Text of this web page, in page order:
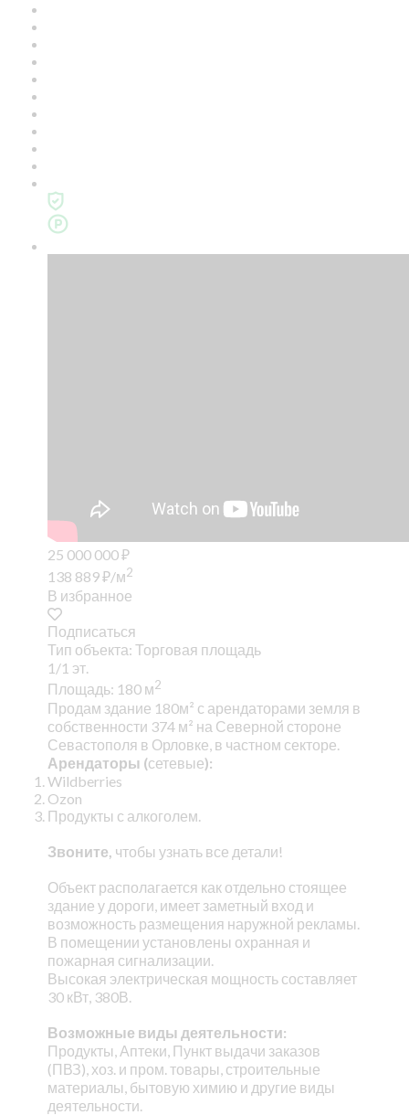
25 000 000₽
138 889₽/м2
В избранное
Подписаться
Тип объекта: Торговая площадь
1/1 эт.
Площадь: 180 м2
Продам здание 180м² с арендаторами земля в
собственности 374 м² на Северной стороне
Севастополя в Орловке, в частном секторе.
Арендаторы (сетевые):
Wildberries
Ozon
Продукты с алкоголем.
Звоните, чтобы узнать все детали!
Объект располагается как отдельно стоящее
здание у дороги, имеет заметный вход и
возможность размещения наружной рекламы.
В помещении установлены охранная и
пожарная сигнализации.
Высокая электрическая мощность составляет
30 кВт, 380В.
Возможные виды деятельности:
Продукты, Аптеки, Пункт выдачи заказов
(ПВЗ), хоз. и пром. товары, строительные
материалы, бытовую химию и другие виды
деятельности.